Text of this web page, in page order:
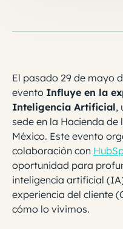
El pasado 29 de mayo
evento Influye en la
Inteligencia Artificial,
sede en la Hacienda de
México. Este evento
colaboración con
oportunidad para
inteligencia artificial
experiencia del cliente
cómo lo vivimos.